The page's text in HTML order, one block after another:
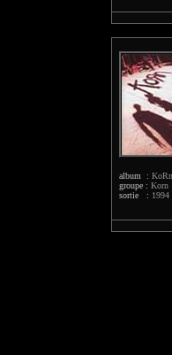
album : KoRn
groupe : Korn
sortie : 1994